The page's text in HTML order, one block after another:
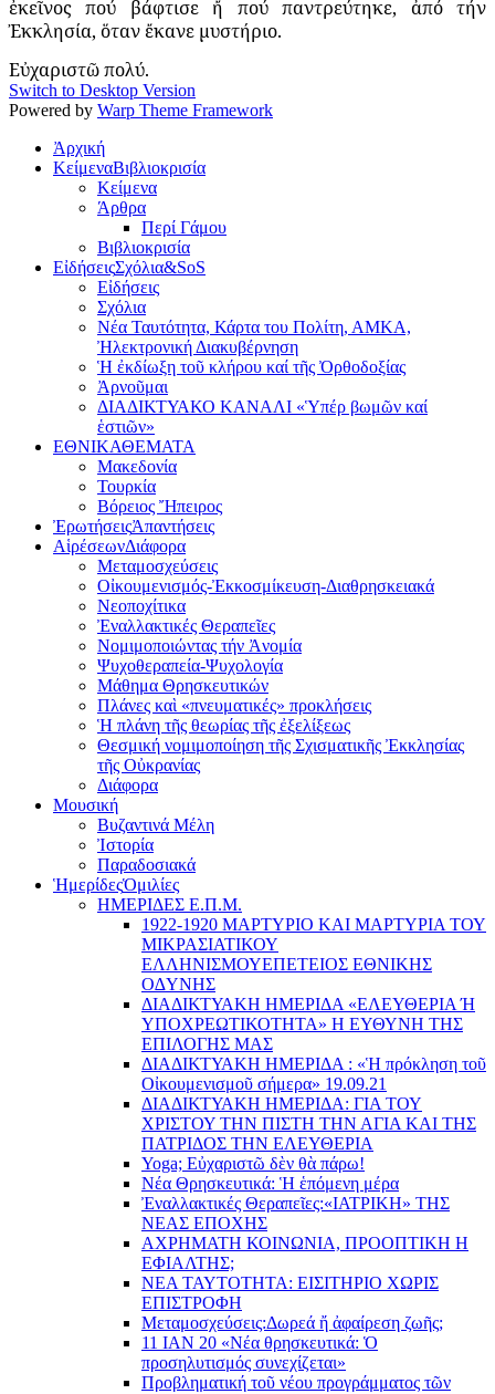
ἐκεῖνος πού βάφτισε ἤ πού παντρεύτηκε, ἀπό τήν
Ἐκκλησία, ὅταν ἔκανε μυστήριο.
Εὐχαριστῶ πολύ.
Switch to Desktop Version
Powered by Warp Theme Framework
Ἀρχική
ΚείμεναΒιβλιοκρισία
Κείμενα
Άρθρα
Περί Γάμου
Βιβλιοκρισία
ΕἰδήσειςΣχόλια&SoS
Εἰδήσεις
Σχόλια
Νέα Ταυτότητα, Κάρτα του Πολίτη, ΑΜΚΑ,
Ἠλεκτρονική Διακυβέρνηση
Ἡ ἐκδίωξη τοῦ κλήρου καί τῆς Ὀρθοδοξίας
Ἀρνοῦμαι
ΔΙΑΔΙΚΤΥΑΚΟ ΚΑΝΑΛΙ «Ὑπέρ βωμῶν καί
ἑστιῶν»
ΕΘΝΙΚΑΘΕΜΑΤΑ
Μακεδονία
Τουρκία
Βόρειος Ἤπειρος
ἘρωτήσειςἈπαντήσεις
ΑἱρέσεωνΔιάφορα
Μεταμοσχεύσεις
Οἰκουμενισμός-Ἐκκοσμίκευση-Διαθρησκειακά
Νεοποχίτικα
Ἐναλλακτικές Θεραπεῖες
Νομιμοποιώντας τήν Ἀνομία
Ψυχοθεραπεία-Ψυχολογία
Μάθημα Θρησκευτικών
Πλάνες καὶ «πνευματικές» προκλήσεις
Ἡ πλάνη τῆς θεωρίας τῆς ἐξελίξεως
Θεσμική νομιμοποίηση τῆς Σχισματικῆς Ἐκκλησίας
τῆς Οὐκρανίας
Διάφορα
Μουσική
Βυζαντινά Μέλη
Ἰστορία
Παραδοσιακά
ἩμερίδεςὉμιλίες
ΗΜΕΡΙΔΕΣ Ε.Π.Μ.
1922-1920 ΜΑΡΤΥΡΙΟ ΚΑI ΜΑΡΤΥΡIΑ ΤΟΥ
ΜΙΚΡΑΣΙΑΤΙΚΟΥ
EΛΛΗΝΙΣΜΟΥEΠEΤΕΙΟΣ EΘΝΙΚHΣ
O∆YΝΗΣ
ΔΙΑΔΙΚΤΥΑΚΗ ΗΜΕΡΙΔΑ «EΛΕΥΘΕΡΙΑ Ή
YΠΟΧΡΕΩΤΙΚΟΤΗΤΑ» Η ΕΥΘΥΝΗ ΤΗΣ
EΠΙΛΟΓΗΣ ΜΑΣ
ΔΙΑΔΙΚΤΥΑΚΗ ΗΜΕΡΙΔΑ : «Ἡ πρόκληση τοῦ
Οἰκουμενισμοῦ σήμερα» 19.09.21
ΔΙΑΔΙΚΤΥΑΚΗ ΗΜΕΡΙΔΑ: ΓΙΑ ΤΟΥ
ΧΡΙΣΤΟΥ ΤΗΝ ΠΙΣΤΗ ΤΗΝ ΑΓΙΑ ΚΑΙ ΤΗΣ
ΠΑΤΡΙΔΟΣ ΤΗΝ ΕΛΕΥΘΕΡΙΑ
Yoga; Εὐχαριστῶ δὲν θὰ πάρω!
Νέα Θρησκευτικά: Ἡ ἑπόμενη μέρα
Ἐναλλακτικές Θεραπεῖες:«ΙΑΤΡΙΚΗ» ΤΗΣ
ΝΕΑΣ ΕΠΟΧΗΣ
ΑΧΡΗΜΑΤΗ ΚΟΙΝΩΝΙΑ, ΠΡΟΟΠΤΙΚΗ Η
ΕΦΙΑΛΤΗΣ;
ΝΕΑ ΤΑΥΤΟΤΗΤΑ: ΕΙΣΙΤΗΡΙΟ ΧΩΡΙΣ
ΕΠΙΣΤΡΟΦΗ
Μεταμοσχεύσεις:Δωρεά ἤ ἀφαίρεση ζωῆς;
11 ΙΑΝ 20 «Νέα θρησκευτικά: Ὁ
προσηλυτισμός συνεχίζεται»
Προβληματική τοῦ νέου προγράμματος τῶν